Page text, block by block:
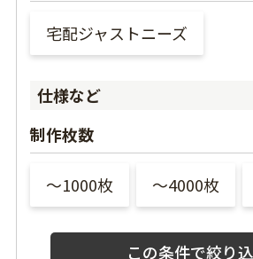
宅配ジャストニーズ
仕様など
制作枚数
〜1000枚 〜4000枚